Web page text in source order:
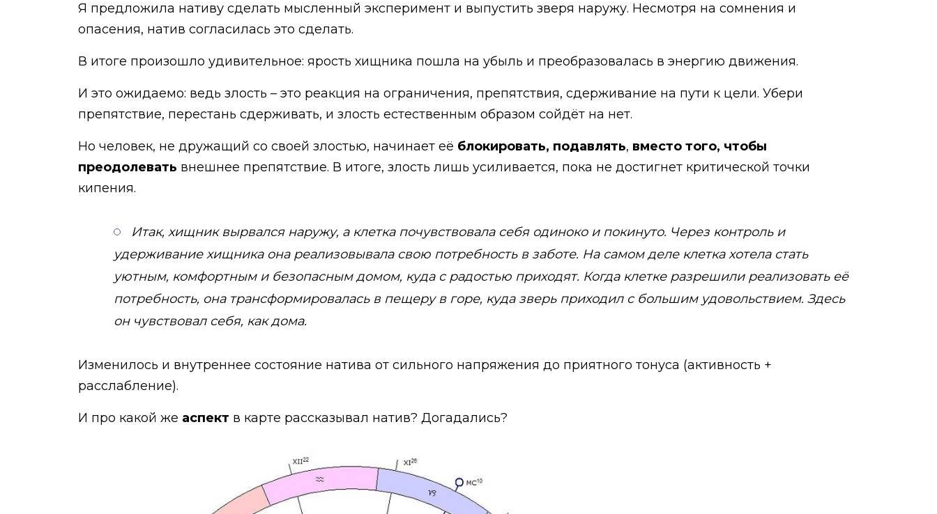
Я предложила нативу сделать мысленный эксперимент и выпустить зверя наружу. Несмотря на сомнения и
опасения, натив согласилась это сделать.
В итоге произошло удивительное: ярость хищника пошла на убыль и преобразовалась в энергию движения.
И это ожидаемо: ведь злость – это реакция на ограничения, препятствия, сдерживание на пути к цели. Убери
препятствие, перестань сдерживать, и злость естественным образом сойдёт на нет.
Но человек, не дружащий со своей злостью, начинает её блокировать, подавлять, вместо того, чтобы
преодолевать внешнее препятствие. В итоге, злость лишь усиливается, пока не достигнет критической точки
кипения.
Итак, хищник вырвался наружу, а клетка почувствовала себя одиноко и покинуто. Через контроль и
удерживание хищника она реализовывала свою потребность в заботе. На самом деле клетка хотела стать
уютным, комфортным и безопасным домом, куда с радостью приходят. Когда клетке разрешили реализовать её
потребность, она трансформировалась в пещеру в горе, куда зверь приходил с большим удовольствием. Здесь
он чувствовал себя, как дома.
Изменилось и внутреннее состояние натива от сильного напряжения до приятного тонуса (активность +
расслабление).
И про какой же аспект в карте рассказывал натив? Догадались?